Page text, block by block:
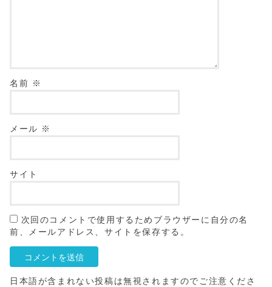
名前 ※
メール ※
サイト
次回のコメントで使用するためブラウザーに自分の名
前、メールアドレス、サイトを保存する。
日本語が含まれない投稿は無視されますのでご注意くださ